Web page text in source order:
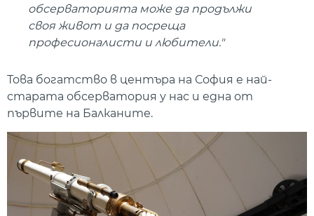
обсерваторията може да продължи
своя живот и да посреща
професионалисти и любители."
Това богатство в центъра на София е най-
старата обсерватория у нас и една от
първите на Балканите.